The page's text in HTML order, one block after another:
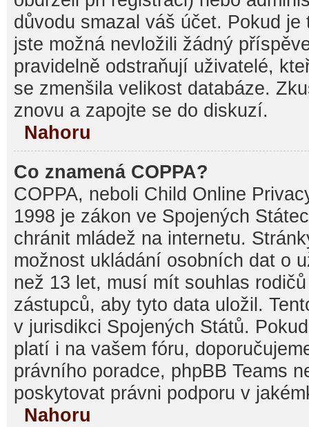
důvodu smazal váš účet. Pokud
jste možná nevložili žádný
pravidelně odstraňují uživatelé,
se zmenšila velikost databáze.
znovu a zapojte se do diskuzí.
Nahoru
Co znamená COPPA?
COPPA, neboli Child Online
1998 je zákon ve Spojených
chránit mládež na internetu.
možnost ukládání osobních dat o
než 13 let, musí mít souhlas
zástupců, aby tyto data uložil.
v jurisdikci Spojených Států.
platí i na vašem fóru,
právního poradce, phpBB Teams
poskytovat právni podporu v
Nahoru